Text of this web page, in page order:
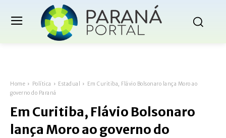
Home Política Estadual
Em Curitiba, Flávio Bolsonaro lança Moro ao
governo do Paraná
Em Curitiba, Flávio Bolsonaro
lança Moro ao governo do